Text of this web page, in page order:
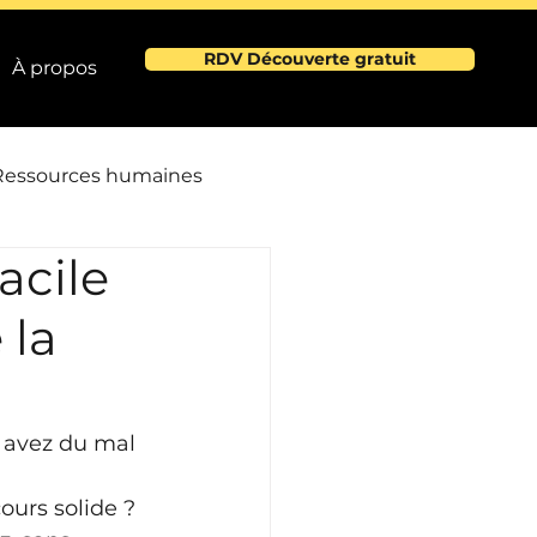
À propos RDV Découverte gratuit
humaines
la
du mal
solide ?